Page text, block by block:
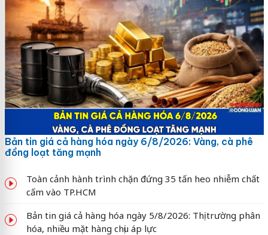
Bản tin giá cả hàng hóa ngày 6/8/2026: Vàng, cà phê
đồng loạt tăng mạnh
Toàn cảnh hành trình chặn đứng 35 tấn heo nhiễm chất
cấm vào TP.HCM
Bản tin giá cả hàng hóa ngày 5/8/2026: Thị trường phân
hóa, nhiều mặt hàng chịu áp lực